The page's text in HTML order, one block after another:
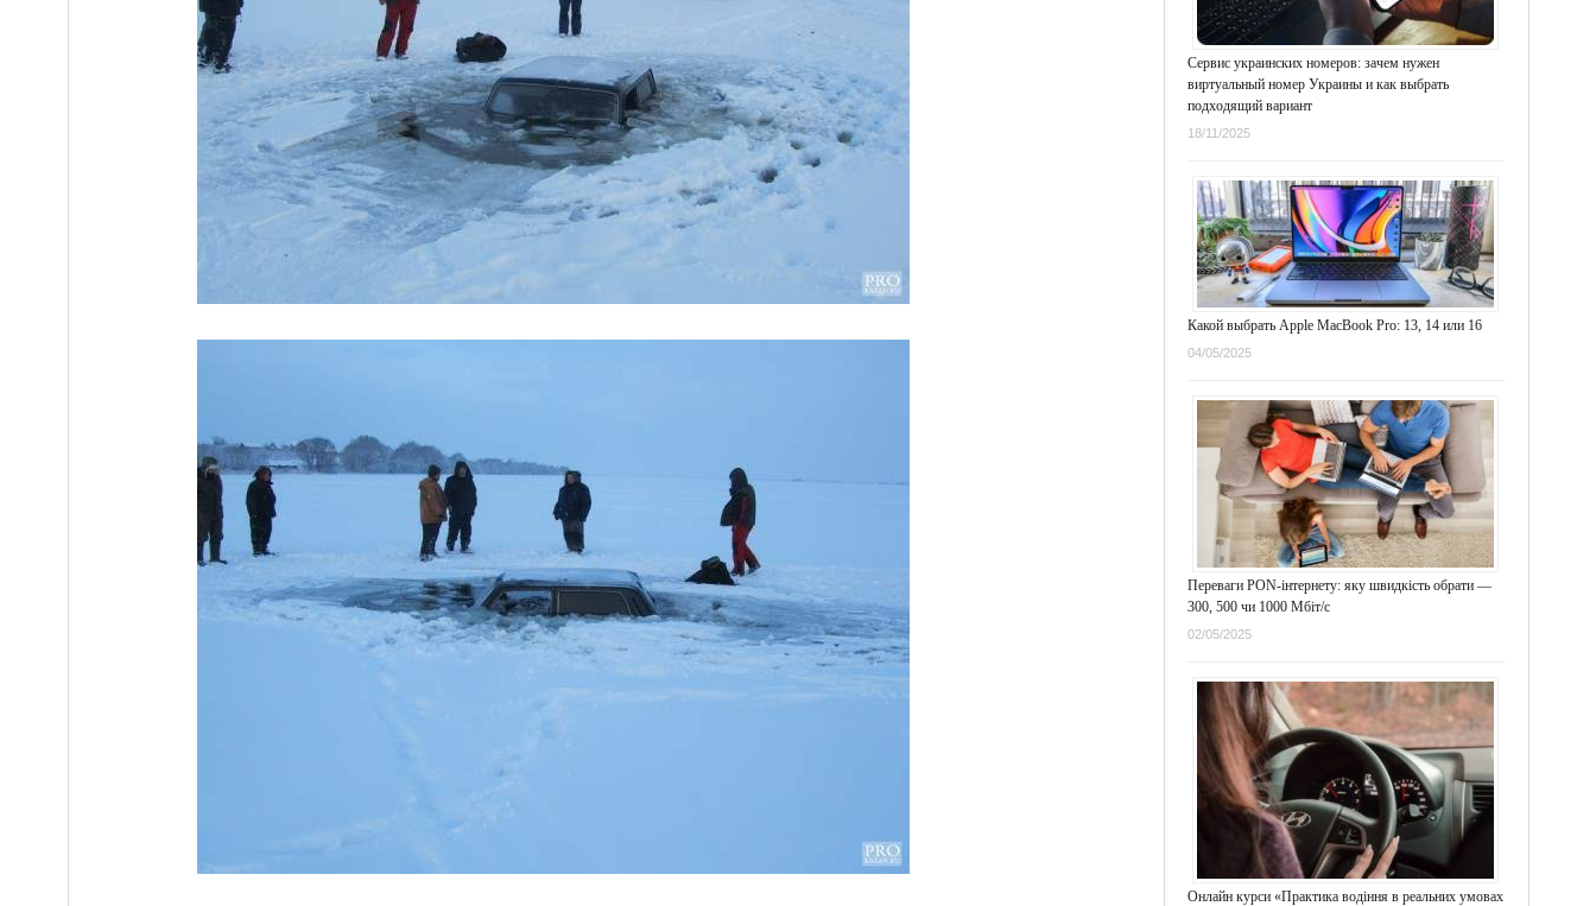
Сервис украинских номеров: зачем нужен
виртуальный номер Украины и как выбрать
подходящий вариант
18/11/2025
Какой выбрать Apple MacBook Pro: 13, 14 или 16
04/05/2025
Переваги PON-інтернету: яку швидкість обрати —
300, 500 чи 1000 Мбіт/с
02/05/2025
Онлайн курси «Практика водіння в реальних умовах